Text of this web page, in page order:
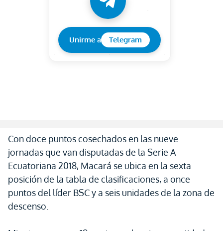
Unirme a Telegram
Con doce puntos cosechados en las nueve
jornadas que van disputadas de la Serie A
Ecuatoriana 2018, Macará se ubica en la sexta
posición de la tabla de clasificaciones, a once
puntos del líder BSC y a seis unidades de la zona de
descenso.